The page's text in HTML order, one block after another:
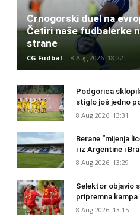
Crnogorski duel na
Četiri naše fudbalerke
strane
CG Fudbal - 8 Aug 2026. 18:22
Podgorica
stiglo još jedno
8 Aug 2026. 13:31
Berane “mijenja
i iz Argentine i
8 Aug 2026. 13:29
Selektor objavio
pripremna kampa
8 Aug 2026. 13:15